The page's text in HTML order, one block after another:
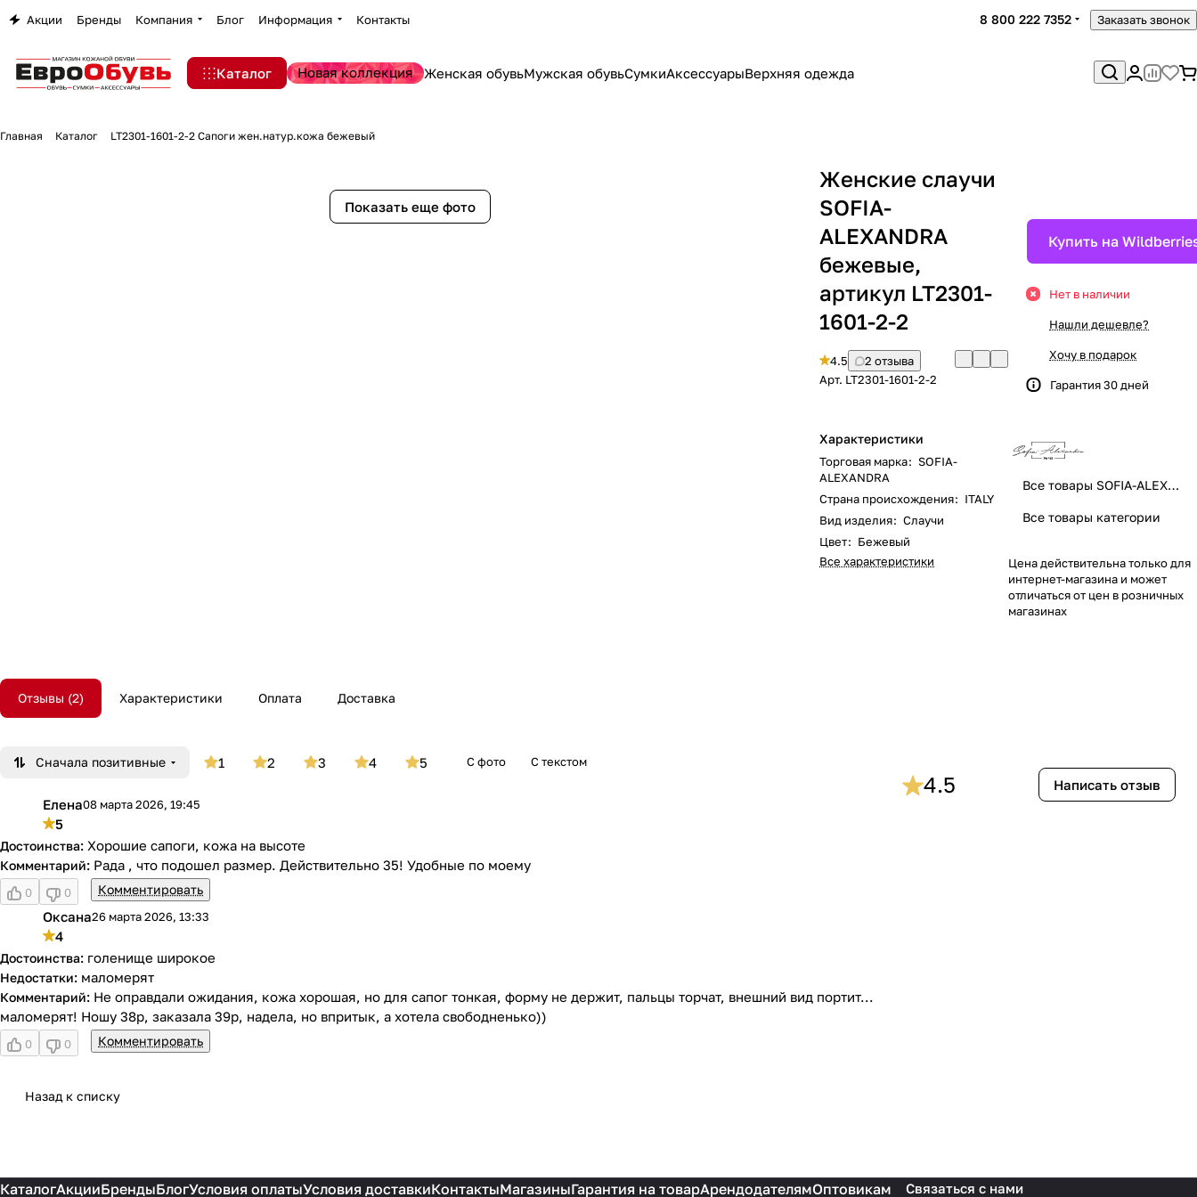
Акции Бренды Компания Блог Информация Контакты 8 800 222 7352 Заказать звонок
Каталог Новая коллекция Женская обувьМужская обувьСумкиАксессуарыВерхняя одежда
Главная Каталог LT2301-1601-2-2 Сапоги жен.натур.кожа бежевый
Показать еще фото
Женские слаучи
SOFIA-
ALEXANDRA
бежевые,
артикул LT2301-
1601-2-2
4.5
2 отзыва
Арт. LT2301-1601-2-2
Характеристики
Торговая марка: SOFIA-
ALEXANDRA
Страна происхождения: ITALY
Вид изделия: Слаучи
Цвет: Бежевый
Все характеристики
Купить на
Нет в наличии
Нашли дешевле?
Хочу в подарок
Гарантия 30 дней
Все товары SOFIA-ALEXANDRA
Все товары категории
Цена действительна только для
интернет-магазина и может
отличаться от цен в розничных
магазинах
Отзывы 2 Характеристики Оплата Доставка
Сначала позитивные 1 2 3 4 5 С фото С текстом
Елена08 марта 2026, 19:45
5
Хорошие сапоги, кожа на высоте
Рада , что подошел размер. Действительно 35! Удобные по моему
0 0 Комментировать
Оксана26 марта 2026, 13:33
4
голенище широкое
маломерят
Не оправдали ожидания, кожа хорошая, но для сапог тонкая, форму не держит, пальцы торчат, внешний вид портит...
маломерят! Ношу 38р, заказала 39р, надела, но впритык, а хотела свободненько))
0 0 Комментировать
4.5 Написать отзыв
Назад к списку
КаталогАкцииБрендыБлогУсловия оплатыУсловия доставкиКонтактыМагазиныГарантия на товарАрендодателямОптовикам Связаться с нами